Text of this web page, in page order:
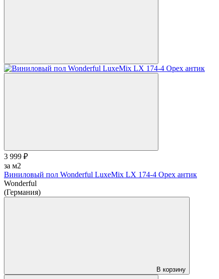
3 999 ₽
за м2
Виниловый пол Wonderful LuxeMix LX 174-4 Орех антик
Wonderful
(Германия)
В корзину